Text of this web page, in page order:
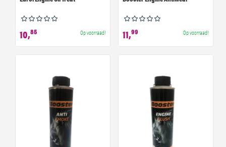
10,85 Op voorraad! 11,99 Op voorraad!